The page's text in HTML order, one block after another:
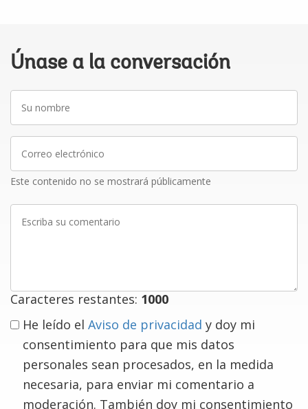
Únase a la conversación
nombre
electrónico
Este contenido no se mostrará públicamente
Caracteres restantes: 1000
He leído el Aviso de privacidad y doy mi
consentimiento para que mis datos
personales sean procesados, en la medida
necesaria, para enviar mi comentario a
moderación. También doy mi consentimiento